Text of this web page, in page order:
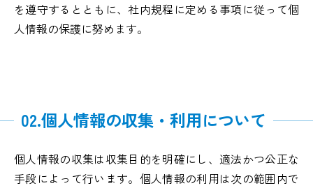
を遵守するとともに、社内規程に定める事項に従って個
人情報の保護に努めます。
02.個人情報の収集・利用について
個人情報の収集は収集目的を明確にし、適法かつ公正な
手段によって行います。個人情報の利用は次の範囲内で